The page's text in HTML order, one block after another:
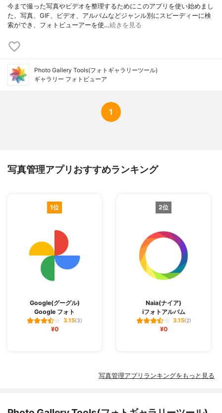
今まで撮った写真やビデオを整理するためにこのアプリを使い始めまし
た。写真、GIF、ビデオ、アルバムなどジャンル別にスピーディーに検
索ができ、フォトビューアーを使…続きを見る
Photo Gallery Tools(フォトギャラリーツール)
ギャラリー フォトビューア
1
写真管理アプリおすすめランキング
1位
Google(グーグル)
Google フォト
3.15(3)
¥0
2位
Naia(ナイア)
iフォトアルバム
3.15(2)
¥0
写真管理アプリランキングをもっと見る